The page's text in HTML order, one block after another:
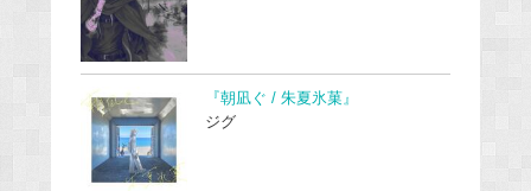
『朝凪ぐ / 朱夏氷菓』
ジグ